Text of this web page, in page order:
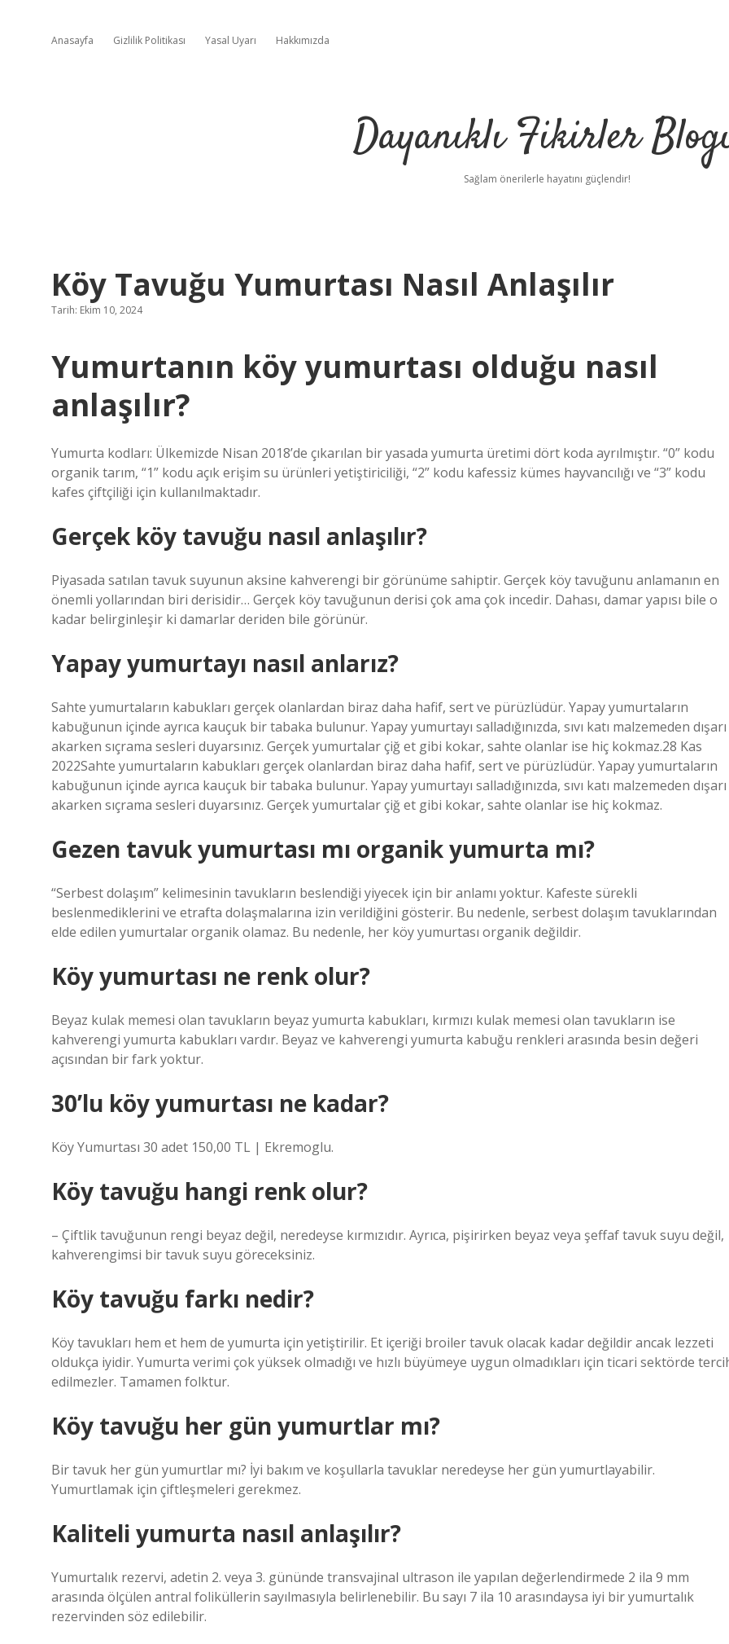
Anasayfa Gizlilik Politikası Yasal Uyarı Hakkımızda
Dayanıklı Fikirler
Sağlam önerilerle hayatını güçlendir!
Köy Tavuğu Yumurtası Nasıl Anlaşılır
Tarih: Ekim 10, 2024
Yumurtanın köy yumurtası olduğu nasıl
anlaşılır?
Yumurta kodları: Ülkemizde Nisan 2018’de çıkarılan bir yasada yumurta üretimi dört koda ayrılmıştır. “0” kodu
organik tarım, “1” kodu açık erişim su ürünleri yetiştiriciliği, “2” kodu kafessiz kümes hayvancılığı ve “3” kodu
kafes çiftçiliği için kullanılmaktadır.
Gerçek köy tavuğu nasıl anlaşılır?
Piyasada satılan tavuk suyunun aksine kahverengi bir görünüme sahiptir. Gerçek köy tavuğunu anlamanın en
önemli yollarından biri derisidir… Gerçek köy tavuğunun derisi çok ama çok incedir. Dahası, damar yapısı bile o
kadar belirginleşir ki damarlar deriden bile görünür.
Yapay yumurtayı nasıl anlarız?
Sahte yumurtaların kabukları gerçek olanlardan biraz daha hafif, sert ve pürüzlüdür. Yapay yumurtaların
kabuğunun içinde ayrıca kauçuk bir tabaka bulunur. Yapay yumurtayı salladığınızda, sıvı katı malzemeden dışarı
akarken sıçrama sesleri duyarsınız. Gerçek yumurtalar çiğ et gibi kokar, sahte olanlar ise hiç kokmaz.28 Kas
2022Sahte yumurtaların kabukları gerçek olanlardan biraz daha hafif, sert ve pürüzlüdür. Yapay yumurtaların
kabuğunun içinde ayrıca kauçuk bir tabaka bulunur. Yapay yumurtayı salladığınızda, sıvı katı malzemeden dışarı
akarken sıçrama sesleri duyarsınız. Gerçek yumurtalar çiğ et gibi kokar, sahte olanlar ise hiç kokmaz.
Gezen tavuk yumurtası mı organik yumurta mı?
“Serbest dolaşım” kelimesinin tavukların beslendiği yiyecek için bir anlamı yoktur. Kafeste sürekli
beslenmediklerini ve etrafta dolaşmalarına izin verildiğini gösterir. Bu nedenle, serbest dolaşım tavuklarından
elde edilen yumurtalar organik olamaz. Bu nedenle, her köy yumurtası organik değildir.
Köy yumurtası ne renk olur?
Beyaz kulak memesi olan tavukların beyaz yumurta kabukları, kırmızı kulak memesi olan tavukların ise
kahverengi yumurta kabukları vardır. Beyaz ve kahverengi yumurta kabuğu renkleri arasında besin değeri
açısından bir fark yoktur.
30’lu köy yumurtası ne kadar?
Köy Yumurtası 30 adet 150,00 TL | Ekremoglu.
Köy tavuğu hangi renk olur?
– Çiftlik tavuğunun rengi beyaz değil, neredeyse kırmızıdır. Ayrıca, pişirirken beyaz veya şeffaf tavuk suyu değil,
kahverengimsi bir tavuk suyu göreceksiniz.
Köy tavuğu farkı nedir?
Köy tavukları hem et hem de yumurta için yetiştirilir. Et içeriği broiler tavuk olacak kadar değildir ancak lezzeti
oldukça iyidir. Yumurta verimi çok yüksek olmadığı ve hızlı büyümeye uygun olmadıkları için ticari sektörde
edilmezler. Tamamen folktur.
Köy tavuğu her gün yumurtlar mı?
Bir tavuk her gün yumurtlar mı? İyi bakım ve koşullarla tavuklar neredeyse her gün yumurtlayabilir.
Yumurtlamak için çiftleşmeleri gerekmez.
Kaliteli yumurta nasıl anlaşılır?
Yumurtalık rezervi, adetin 2. veya 3. gününde transvajinal ultrason ile yapılan değerlendirmede 2 ila 9 mm
arasında ölçülen antral foliküllerin sayılmasıyla belirlenebilir. Bu sayı 7 ila 10 arasındaysa iyi bir yumurtalık
rezervinden söz edilebilir.